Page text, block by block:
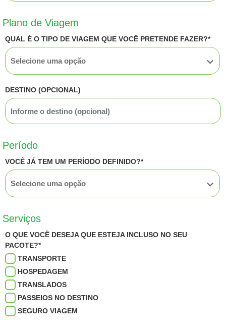
Plano de Viagem
QUAL É O TIPO DE VIAGEM QUE VOCÊ PRETENDE FAZER?*
DESTINO (OPCIONAL)
Período
VOCÊ JÁ TEM UM PERÍODO DEFINIDO?*
Serviços
O QUE VOCÊ DESEJA QUE ESTEJA INCLUSO NO SEU
PACOTE?*
TRANSPORTE
HOSPEDAGEM
TRANSLADOS
PASSEIOS NO DESTINO
SEGURO VIAGEM